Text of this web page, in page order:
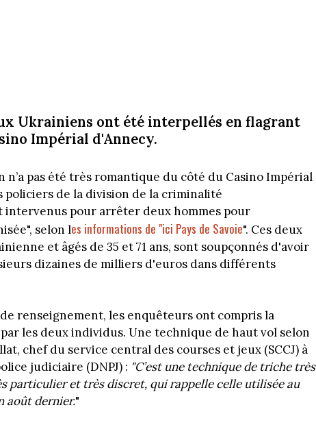
Ukrainiens ont été interpellés en flagrant
Impérial d'Annecy.
n’a pas été très romantique du côté du Casino Impérial
policiers de la division de la criminalité
intervenus pour arrêter deux hommes pour
selon les informations de "ici Pays de Savoie". Ces deux
et âgés de 35 et 71 ans, sont soupçonnés d'avoir
dizaines de milliers d'euros dans différents
renseignement, les enquêteurs ont compris la
les deux individus. Une technique de haut vol selon
chef du service central des courses et jeux (SCCJ) à
judiciaire (DNPJ) : "C’est une technique de triche très
particulier et très discret, qui rappelle celle utilisée au
août dernier."